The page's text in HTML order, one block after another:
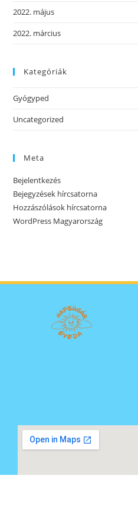
2022. május
2022. március
Kategóriák
Gyógyped
Uncategorized
Meta
Bejelentkezés
Bejegyzések hírcsatorna
Hozzászólások hírcsatorna
WordPress Magyarország